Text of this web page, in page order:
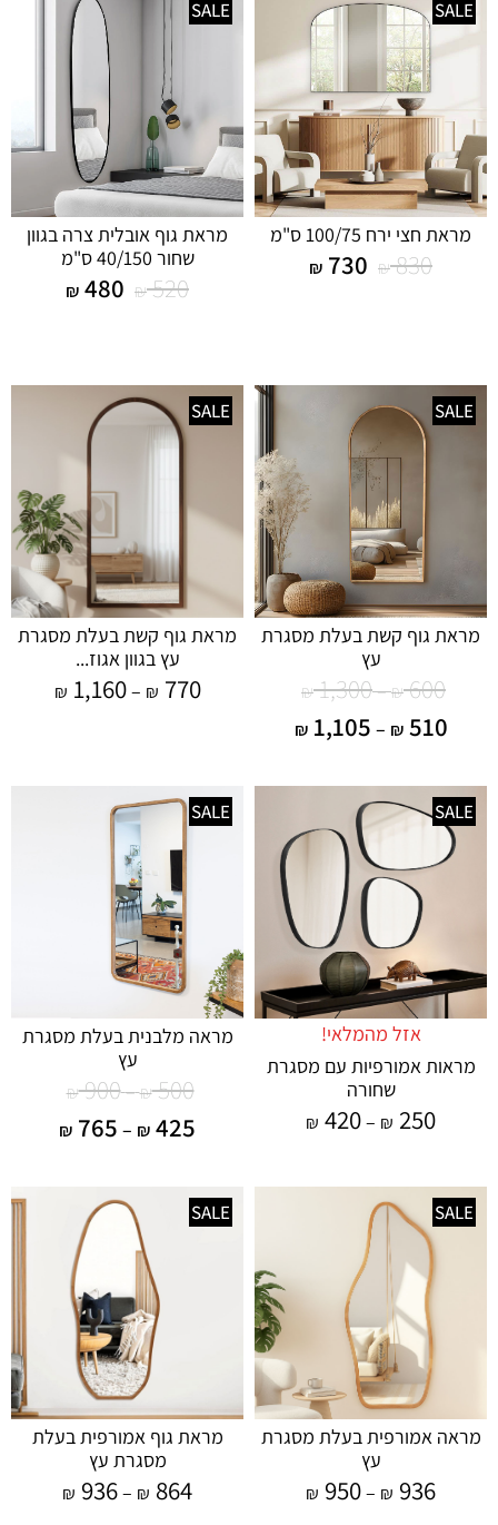
SALE
מראת חצי ירח 100/75 ס"מ
₪830
₪ 730
SALE
מראת גוף אובלית צרה בגוון
שחור 40/150 ס"מ
₪520
₪ 480
SALE
מראת גוף קשת בעלת מסגרת
עץ
₪600
–
₪1,300
₪510
–
₪1,105
SALE
מראת גוף קשת בעלת מסגרת
עץ בגוון אגוז...
₪ 770
–
₪ 1,160
SALE
אזל מהמלאי!
מראות אמורפיות עם מסגרת
שחורה
₪ 250
–
₪ 420
SALE
מראה מלבנית בעלת מסגרת
עץ
₪500
–
₪900
₪ 425
–
₪ 765
SALE
מראה אמורפית בעלת מסגרת
עץ
₪ 936
–
₪ 950
SALE
מראת גוף אמורפית בעלת
מסגרת עץ
₪ 864
–
₪ 936